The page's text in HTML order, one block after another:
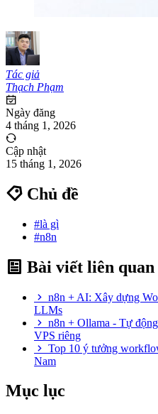
Tác giả
Thạch Phạm
Ngày đăng
4 tháng 1, 2026
Cập nhật
15 tháng 1, 2026
Chủ đề
#là gì
#n8n
Bài viết liên quan
n8n + AI: Xây dựng
LLMs
n8n + Ollama - Tự
VPS riêng
Top 10 ý tưởng
Nam
Mục lục